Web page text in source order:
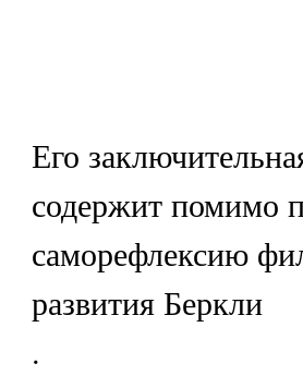
Его
содержит помимо
саморефлексию
развития Беркли
.